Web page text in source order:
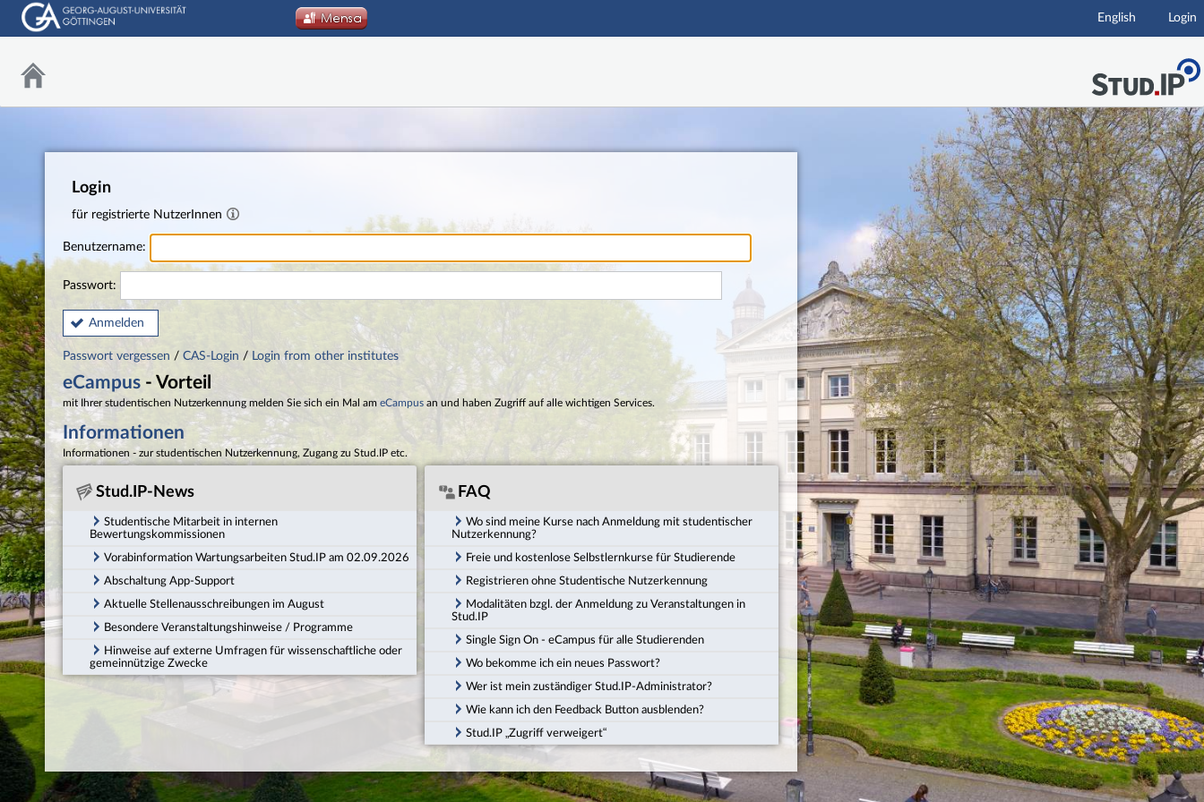
Hauptnavigation
English Login
Login
für registrierte NutzerInnen
Benutzername:
Passwort:
Anmelden
Passwort vergessen / CAS-Login / Login from other institutes
eCampus - Vorteil
mit Ihrer studentischen Nutzerkennung melden Sie sich ein Mal am eCampus an und haben Zugriff auf alle wichtigen Services.
Informationen
Informationen - zur studentischen Nutzerkennung, Zugang zu Stud.IP etc.
Stud.IP-News
Studentische Mitarbeit in internen
Bewertungskommissionen
Vorabinformation Wartungsarbeiten Stud.IP am 02.09.2026
Abschaltung App-Support
Aktuelle Stellenausschreibungen im August
Besondere Veranstaltungshinweise / Programme
Hinweise auf externe Umfragen für wissenschaftliche oder
gemeinnützige Zwecke
FAQ
Wo sind meine Kurse nach Anmeldung mit studentischer
Nutzerkennung?
Freie und kostenlose Selbstlernkurse für Studierende
Registrieren ohne Studentische Nutzerkennung
Modalitäten bzgl. der Anmeldung zu Veranstaltungen in
Stud.IP
Single Sign On - eCampus für alle Studierenden
Wo bekomme ich ein neues Passwort?
Wer ist mein zuständiger Stud.IP-Administrator?
Wie kann ich den Feedback Button ausblenden?
Stud.IP „Zugriff verweigert“